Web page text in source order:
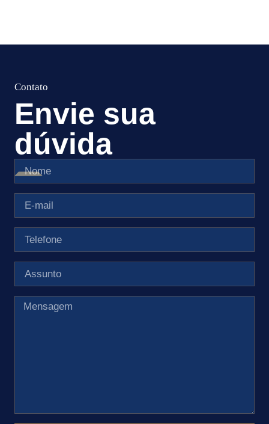
Envie sua
dúvida